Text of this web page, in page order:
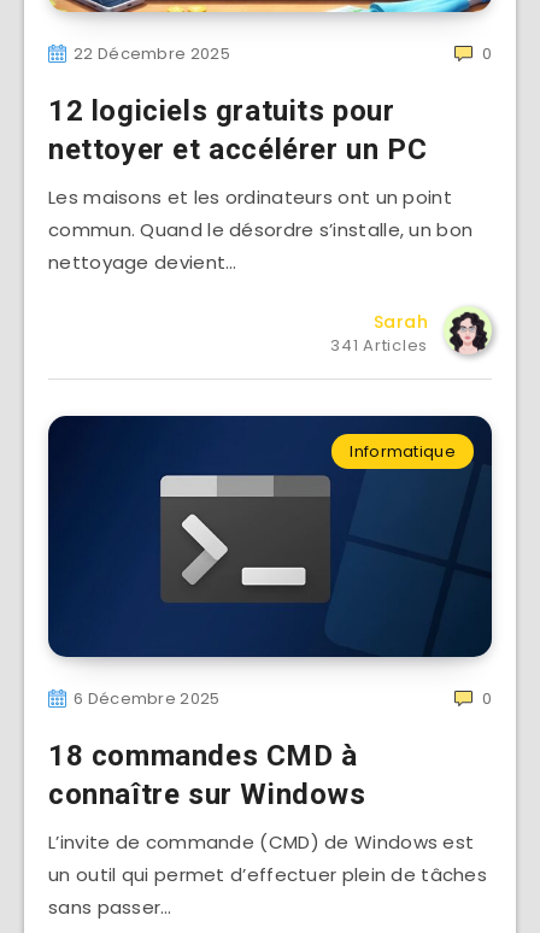
22 Décembre 2025 0
12 logiciels gratuits pour
nettoyer et accélérer un PC
Les maisons et les ordinateurs ont un point
commun. Quand le désordre s’installe, un bon
nettoyage devient…
Sarah
341 Articles
Informatique
6 Décembre 2025 0
18 commandes CMD à
connaître sur Windows
L’invite de commande (CMD) de Windows est
un outil qui permet d’effectuer plein de tâches
sans passer…